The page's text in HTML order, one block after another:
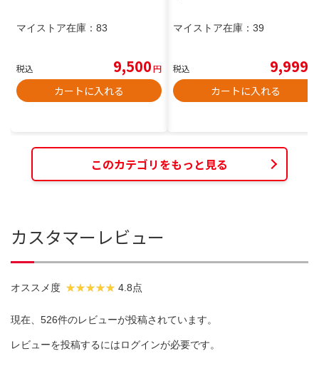
マイストア在庫： 83
税込 9,500円
カートに入れる
マイストア在庫： 39
税込 9,999
カートに入れる
このカテゴリをもっと見る
カスタマーレビュー
オススメ度 4.8点
現在、526件のレビューが投稿されています。
レビューを投稿するにはログインが必要です。